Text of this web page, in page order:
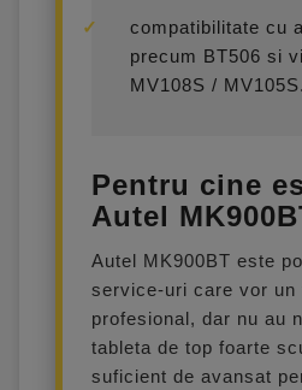
compatibilitate cu
precum BT506 si
MV108S / MV105S.
Pentru cine
Autel
Autel MK900BT este
service-uri care vor un
profesional, dar nu au
tableta de top foarte
suficient de avansat